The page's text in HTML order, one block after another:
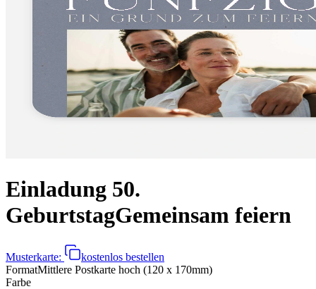
Einladung 50.
GeburtstagGemeinsam feiern
Musterkarte:
kostenlos bestellen
FormatMittlere Postkarte hoch (120 x 170mm)
Farbe